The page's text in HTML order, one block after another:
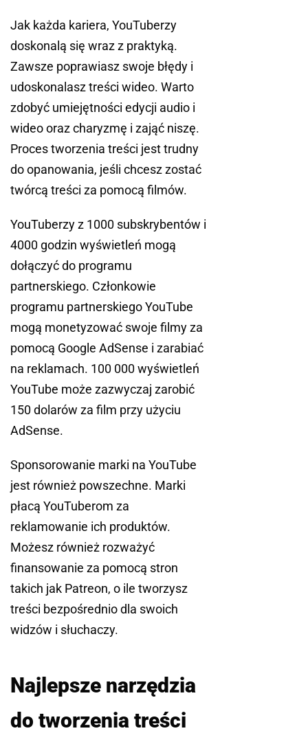
Jak każda kariera, YouTuberzy
doskonalą się wraz z praktyką.
Zawsze poprawiasz swoje błędy i
udoskonalasz treści wideo. Warto
zdobyć umiejętności edycji audio i
wideo oraz charyzmę i zająć niszę.
Proces tworzenia treści jest trudny
do opanowania, jeśli chcesz zostać
twórcą treści za pomocą filmów.
YouTuberzy z 1000 subskrybentów i
4000 godzin wyświetleń mogą
dołączyć do programu
partnerskiego. Członkowie
programu partnerskiego YouTube
mogą monetyzować swoje filmy za
pomocą Google AdSense i zarabiać
na reklamach. 100 000 wyświetleń
YouTube może zazwyczaj zarobić
150 dolarów za film przy użyciu
AdSense.
Sponsorowanie marki na YouTube
jest również powszechne. Marki
płacą YouTuberom za
reklamowanie ich produktów.
Możesz również rozważyć
finansowanie za pomocą stron
takich jak Patreon, o ile tworzysz
treści bezpośrednio dla swoich
widzów i słuchaczy.
Najlepsze narzędzia
do tworzenia treści